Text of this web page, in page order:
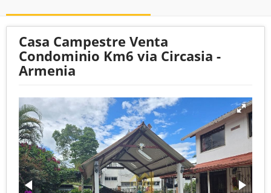
Casa Campestre Venta
Condominio Km6 via Circasia -
Armenia